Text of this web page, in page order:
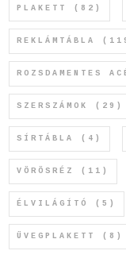
PLAKETT (82)
REKLÁMTÁBLA
ROZSDAMENTES
SZERSZÁMOK (29)
SÍRTÁBLA (4)
VÖRÖSRÉZ (11)
ÉLVILÁGÍTÓ (5)
ÜVEGPLAKETT (8)